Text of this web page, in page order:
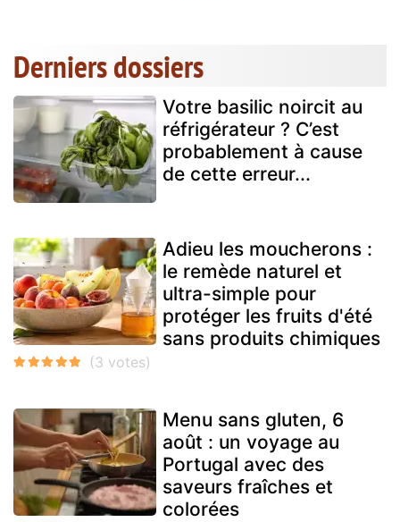
Derniers dossiers
Votre basilic noircit au
réfrigérateur ? C’est
probablement à cause
de cette erreur...
Adieu les moucherons :
le remède naturel et
ultra-simple pour
protéger les fruits d'été
sans produits chimiques
Menu sans gluten, 6
août : un voyage au
Portugal avec des
saveurs fraîches et
colorées